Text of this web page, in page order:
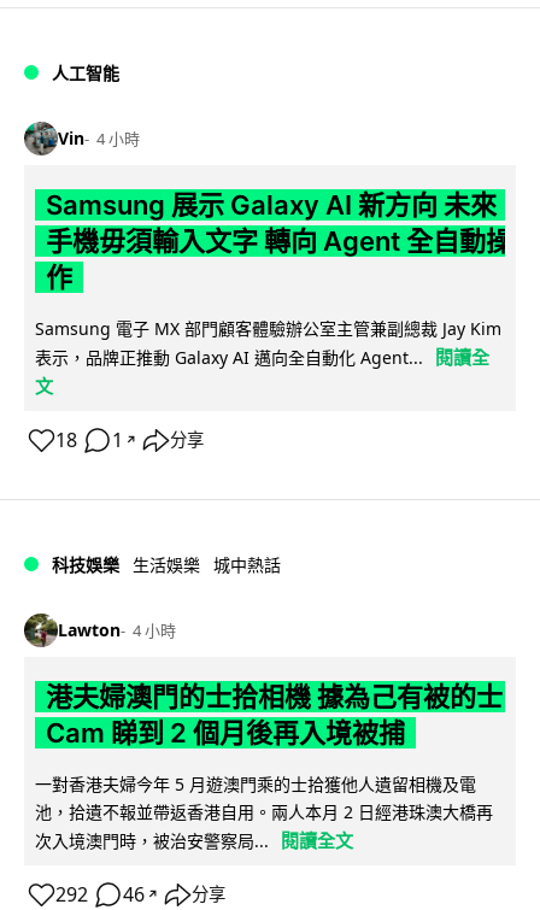
人工智能
Vin 4 小時
Samsung 展示 Galaxy AI 新方向 未來
手機毋須輸入文字 轉向 Agent 全自動操
作
Samsung 電子 MX 部門顧客體驗辦公室主管兼副總裁 Jay Kim
表示，品牌正推動 Galaxy AI 邁向全自動化 Agent...
閱讀全
文
18 1 ↗ 分享
科技娛樂 生活娛樂 城中熱話
Lawton 4 小時
港夫婦澳門的士拾相機 據為己有被的士
Cam 睇到 2 個月後再入境被捕
一對香港夫婦今年 5 月遊澳門乘的士拾獲他人遺留相機及電
池，拾遺不報並帶返香港自用。兩人本月 2 日經港珠澳大橋再
次入境澳門時，被治安警察局...
閱讀全文
292 46 ↗ 分享